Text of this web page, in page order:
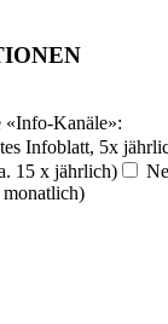
«Info-Kanäle»:
Infoblatt, 5x
15 x jährlich)